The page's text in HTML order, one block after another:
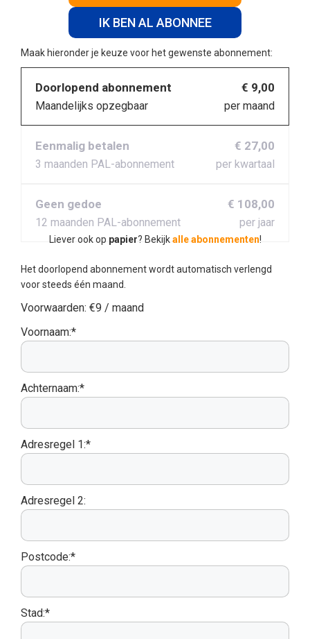
IK BEN AL ABONNEE
Maak hieronder je keuze voor het gewenste abonnement:
Doorlopend abonnement
Maandelijks opzegbaar
€ 9,00
per maand
Eenmalig betalen
3 maanden PAL-abonnement
€ 27,00
per kwartaal
Geen gedoe
12 maanden PAL-abonnement
€ 108,00
per jaar
Liever ook op papier? Bekijkalle abonnementen!
Het doorlopend abonnement wordt automatisch verlengd
voor steeds één maand.
Voorwaarden: €9 / maand
Voornaam:*
Achternaam:*
Adresregel 1:*
Adresregel 2:
Postcode:*
Stad:*